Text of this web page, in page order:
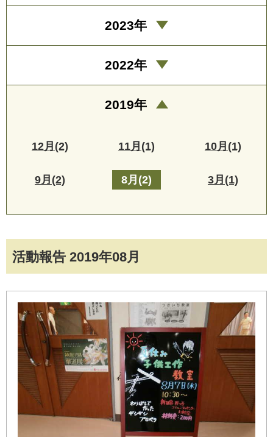
活動報告 2019年08月
2023年
2022年
2019年
12月(2) 11月(1) 10月(1)
9月(2) 8月(2) 3月(1)